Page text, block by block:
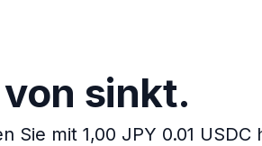
sinkt.
Sie mit 1,00 JPY 0.01